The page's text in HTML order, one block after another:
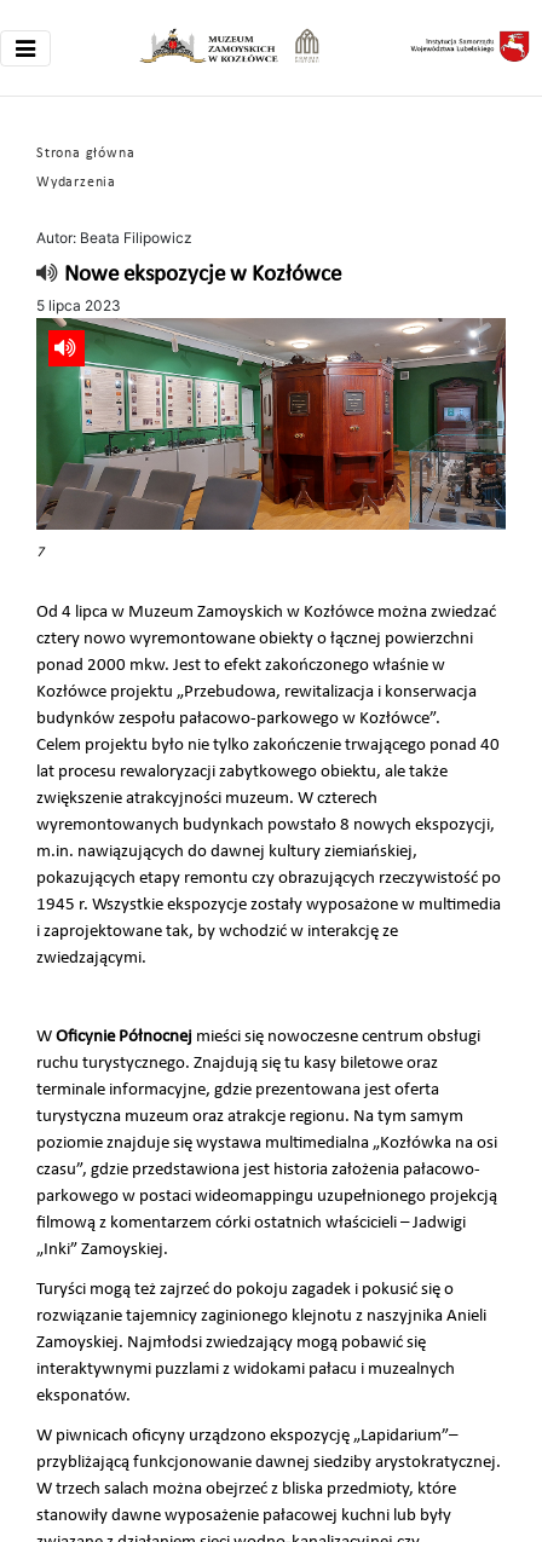
Strona główna
Wydarzenia
Autor: Beata Filipowicz
Nowe ekspozycje w Kozłówce
5 lipca 2023
7
Od 4 lipca w Muzeum Zamoyskich w Kozłówce można zwiedzać
cztery nowo wyremontowane obiekty o łącznej powierzchni
ponad 2000 mkw. Jest to efekt zakończonego właśnie w
Kozłówce projektu „Przebudowa, rewitalizacja i konserwacja
budynków zespołu pałacowo-parkowego w Kozłówce”.
Celem projektu było nie tylko zakończenie trwającego ponad 40
lat procesu rewaloryzacji zabytkowego obiektu, ale także
zwiększenie atrakcyjności muzeum. W czterech
wyremontowanych budynkach powstało 8 nowych ekspozycji,
m.in. nawiązujących do dawnej kultury ziemiańskiej,
pokazujących etapy remontu czy obrazujących rzeczywistość po
1945 r. Wszystkie ekspozycje zostały wyposażone w multimedia
i zaprojektowane tak, by wchodzić w interakcję ze
zwiedzającymi.
W Oficynie Północnej mieści się nowoczesne centrum obsługi
ruchu turystycznego. Znajdują się tu kasy biletowe oraz
terminale informacyjne, gdzie prezentowana jest oferta
turystyczna muzeum oraz atrakcje regionu. Na tym samym
poziomie znajduje się wystawa multimedialna „Kozłówka na osi
czasu”, gdzie przedstawiona jest historia założenia pałacowo-
parkowego w postaci wideomappingu uzupełnionego projekcją
filmową z komentarzem córki ostatnich właścicieli – Jadwigi
„Inki” Zamoyskiej.
Turyści mogą też zajrzeć do pokoju zagadek i pokusić się o
rozwiązanie tajemnicy zaginionego klejnotu z naszyjnika Anieli
Zamoyskiej. Najmłodsi zwiedzający mogą pobawić się
interaktywnymi puzzlami z widokami pałacu i muzealnych
eksponatów.
W piwnicach oficyny urządzono ekspozycję „Lapidarium”–
przybliżającą funkcjonowanie dawnej siedziby arystokratycznej.
W trzech salach można obejrzeć z bliska przedmioty, które
stanowiły dawne wyposażenie pałacowej kuchni lub były